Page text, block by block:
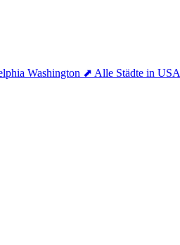
Washington ⬈ Alle Städte in USA